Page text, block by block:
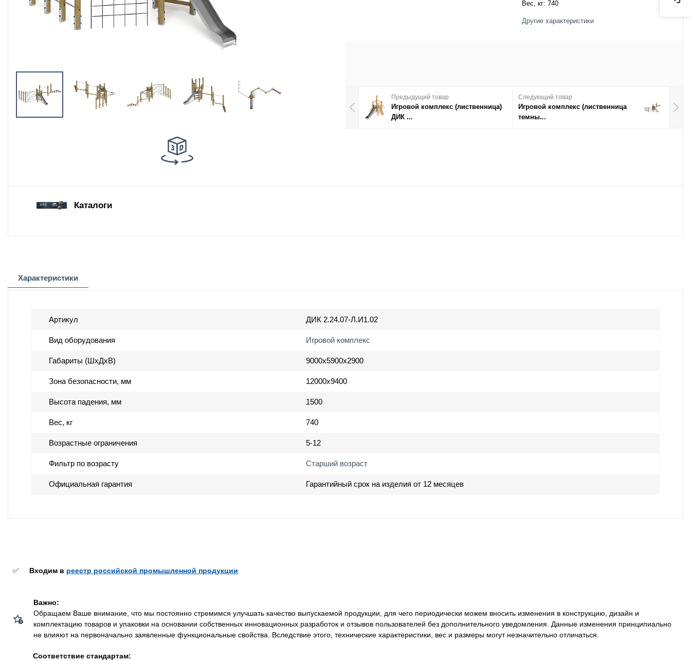
Оборудование
площадок для
оборудование
Благоустройство
детских площадок
Вес, кг: 740
Другие характеристики
Предыдущий товар
Игровой комплекс (лиственница)
ДИК ...
Следующий товар
Игровой комплекс (лиственница
темны...
Каталоги
Характеристики
Артикул ДИК 2.24.07-Л.И1.02
Вид оборудования Игровой комплекс
Габариты (ШхДхВ) 9000х5900х2900
Зона безопасности, мм 12000х9400
Высота падения, мм 1500
Вес, кг 740
Возрастные ограничения 5-12
Фильтр по возрасту Старший возраст
Официальная гарантия Гарантийный срок на изделия от 12 месяцев
✅ Входим в реестр российской промышленной продукции
Важно:
Обращаем Ваше внимание, что мы постоянно стремимся улучшать качество выпускаемой продукции, для чего периодически можем вносить изменения в конструкцию, дизайн и
комплектацию товаров и упаковки на основании собственных инновационных разработок и отзывов пользователей без дополнительного уведомления. Данные изменения принципиально
не влияют на первоначально заявленные функциональные свойства. Вследствие этого, технические характеристики, вес и размеры могут незначительно отличаться.
Соответствие стандартам: